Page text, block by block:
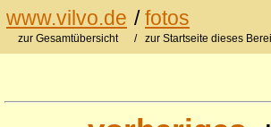
www.vilvo.de /fotos
zur Gesamtübersicht / zur Startseite dieses